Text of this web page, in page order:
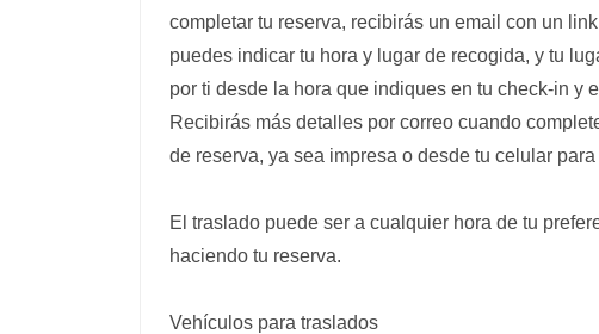
completar tu reserva, recibirás un email con un
puedes indicar tu hora y lugar de recogida, y tu
por ti desde la hora que indiques en tu check-in y
Recibirás más detalles por correo cuando
de reserva, ya sea impresa o desde tu celular
El traslado puede ser a cualquier hora de tu
haciendo tu reserva.
Vehículos para traslados